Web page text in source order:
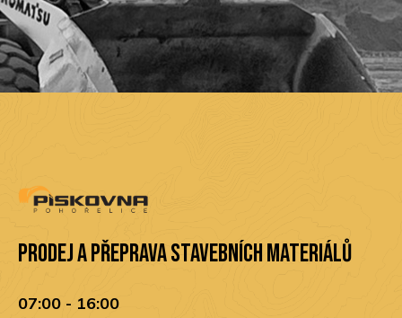
Prodej a přeprava stavebních materiálů
07:00 - 16:00